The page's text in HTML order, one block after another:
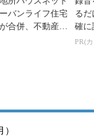
バンライフ住宅
合併、不動産事
る
確に
PR(